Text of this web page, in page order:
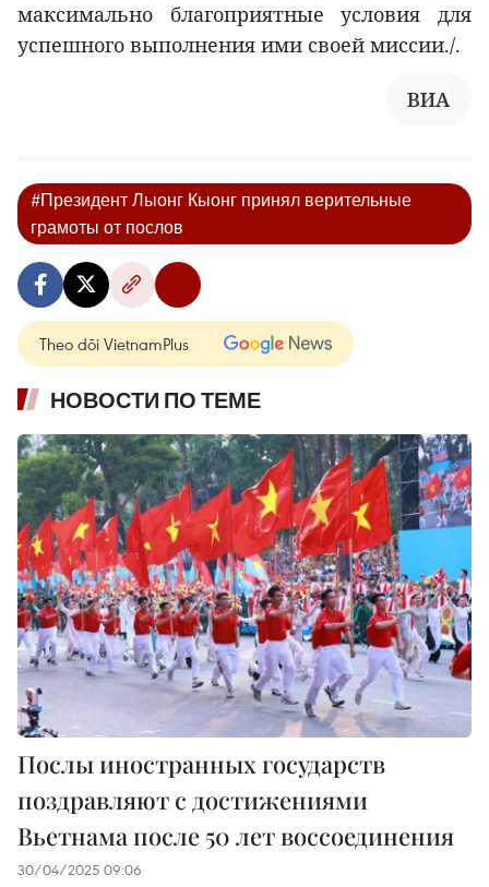
максимально благоприятные условия для
успешного выполнения ими своей миссии./.
ВИА
#Президент Лыонг Кыонг принял верительные
грамоты от послов
Theo dõi VietnamPlus
НОВОСТИ ПО ТЕМЕ
Послы иностранных государств
поздравляют с достижениями
Вьетнама после 50 лет воссоединения
30/04/2025 09:06